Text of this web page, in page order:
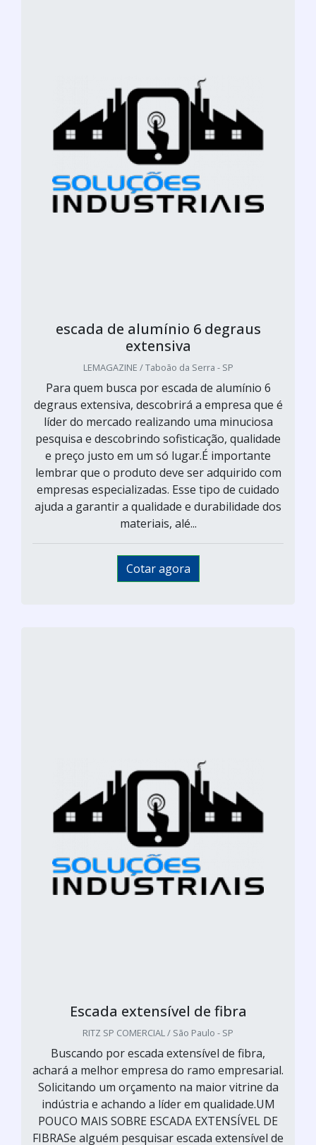
escada de alumínio 6 degraus
extensiva
LEMAGAZINE / Taboão da Serra - SP
Para quem busca por escada de alumínio 6
degraus extensiva, descobrirá a empresa que é
líder do mercado realizando uma minuciosa
pesquisa e descobrindo sofisticação, qualidade
e preço justo em um só lugar.É importante
lembrar que o produto deve ser adquirido com
empresas especializadas. Esse tipo de cuidado
ajuda a garantir a qualidade e durabilidade dos
materiais, alé...
Cotar agora
Escada extensível de fibra
RITZ SP COMERCIAL / São Paulo - SP
Buscando por escada extensível de fibra,
achará a melhor empresa do ramo empresarial.
Solicitando um orçamento na maior vitrine da
indústria e achando a líder em qualidade.UM
POUCO MAIS SOBRE ESCADA EXTENSÍVEL DE
FIBRASe alguém pesquisar escada extensível de